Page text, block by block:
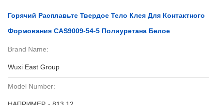
Горячий Расплавьте Твердое Тело Клея Для Контактного
Формования CAS9009-54-5 Полиуретана Белое
Brand Name:
Wuxi East Group
Model Number: